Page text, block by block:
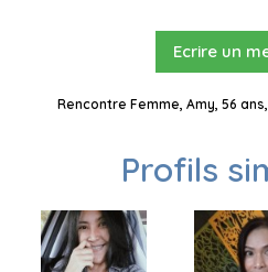
Ecrire un
Rencontre Femme, Amy, 56
Profils